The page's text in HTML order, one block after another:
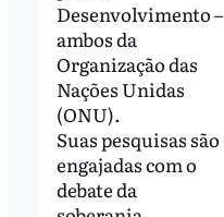
Desenvolvimento –
ambos da
Organização das
Nações Unidas
(ONU).
Suas pesquisas são
engajadas com o
debate da